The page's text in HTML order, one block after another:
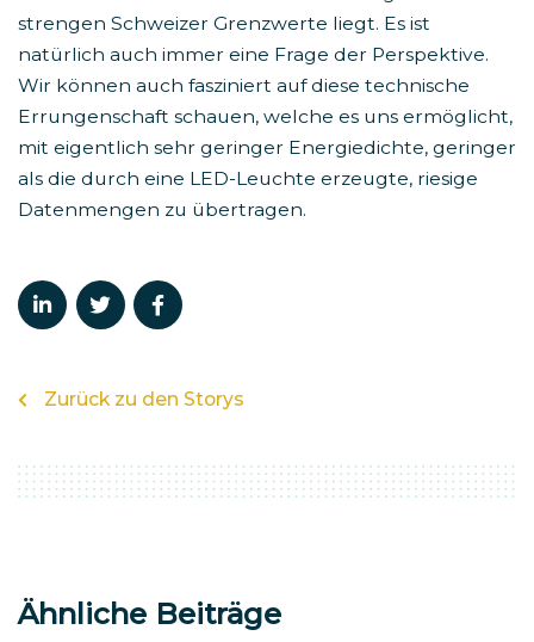
strengen Schweizer Grenzwerte liegt. Es ist
natürlich auch immer eine Frage der Perspektive.
Wir können auch fasziniert auf diese technische
Errungenschaft schauen, welche es uns ermöglicht,
mit eigentlich sehr geringer Energiedichte, geringer
als die durch eine LED-Leuchte erzeugte, riesige
Datenmengen zu übertragen.
Zurück zu den Storys
Ähnliche Beiträge